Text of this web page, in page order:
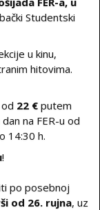
Studentski
u kinu,
hitovima.
22 € putem
na FER-u od
14:30 h.
!
po posebnoj
od 26. rujna, uz